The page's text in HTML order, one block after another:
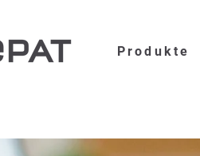
Produkte